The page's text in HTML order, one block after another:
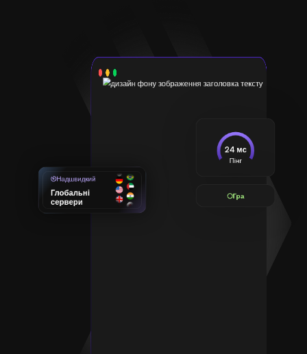
Надшвидкий
Глобальні
сервери
24 мс
Пінг
Гра